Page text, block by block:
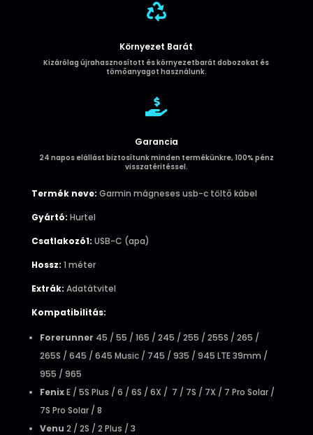

Környezet Barát
Kizárólag újrahasznosított és környezetbarát dobozokat és
tömőanyagot használunk.

Garancia
24 napos elállást biztosítunk minden termékünkre, 100% pénz
visszatéritéssel.
Termék neve: Garmin mágneses usb-c töltő kábel
Gyártó: Hurtel
Csatlakozó1: USB-C (apa)
Hossz: 1 méter
Extrák: Adatátvitel
Kompatibilitás:
Forerunner 45 / 55 / 165 / 245 / 255 / 255S / 265 /
265S / 645 / 645 Music / 745 / 935 / 945 LTE 39mm /
955 / 965
FenixE / 5S Plus / 6 / 6S / 6X / 7 / 7S / 7X / 7 Pro Solar /
7S Pro Solar / 8
Venu 2 / 2S / 2 Plus / 3